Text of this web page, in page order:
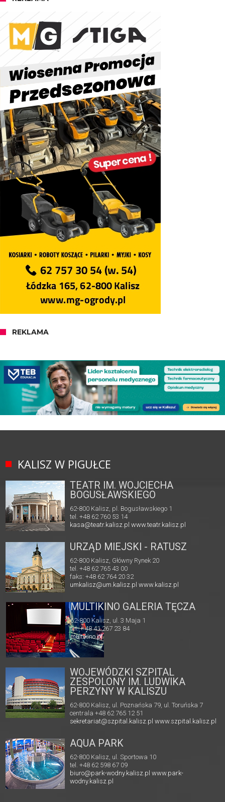
REKLAMA
KALISZ W PIGUŁCE
TEATR IM. WOJCIECHA
BOGUSŁAWSKIEGO
62-800 Kalisz, pl. Bogusławskiego 1
tel. +48 62 760 53 14
kasa@teatr.kalisz.pl www.teatr.kalisz.pl
URZĄD MIEJSKI - RATUSZ
62-800 Kalisz, Główny Rynek 20
tel. +48 62 765 43 00
faks: +48 62 764 20 32
umkalisz@um.kalisz.plwww.kalisz.pl
MULTIKINO GALERIA TĘCZA
62-800 Kalisz, ul. 3 Maja 1
tel. + 48 41 267 23 84
multikino.pl
WOJEWÓDZKI SZPITAL
ZESPOLONY IM. LUDWIKA
PERZYNY W KALISZU
62-800 Kalisz, ul. Poznańska 79, ul. Toruńska 7
centrala +48 62 765 12 51
sekretariat@szpital.kalisz.pl www.szpital.kalisz.pl
AQUA PARK
62-800 Kalisz, ul. Sportowa 10
tel. +48 62 598 67 09
biuro@park-wodny.kalisz.pl www.park-
wodny.kalisz.pl